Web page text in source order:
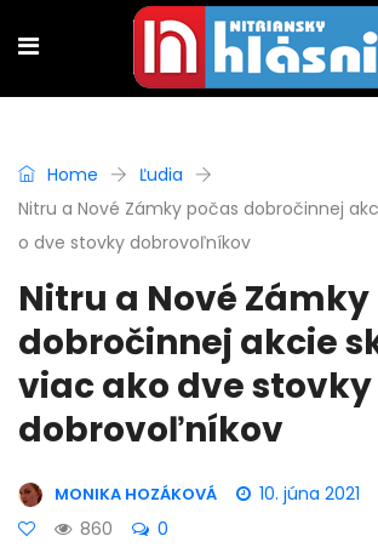
Home
Ľudia
Nitru a Nové Zámky počas dobročinnej
o dve stovky dobrovoľníkov
Nitru a Nové
dobročinnej akcie
viac ako dve stovky
dobrovoľníkov
MONIKA HOZÁKOVÁ
10. júna 2021
860
0